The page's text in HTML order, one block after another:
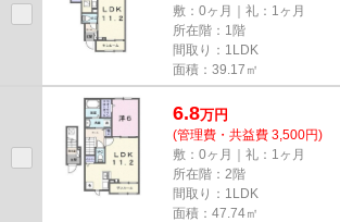
敷：0ヶ月｜礼：1ヶ月
所在階：1階
間取り：1LDK
面積：39.17㎡
6.8万円
(管理費・共益費 3,500円)
敷：0ヶ月｜礼：1ヶ月
所在階：2階
間取り：1LDK
面積：47.74㎡